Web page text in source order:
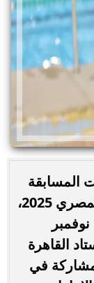
فعاليات المسابقة
الوطنية للسباحة للأولمبياد الخاص المصري 2025،
والمقامة خلال الفترة من 12 إلى 15 نوفمبر
القاهرة
في